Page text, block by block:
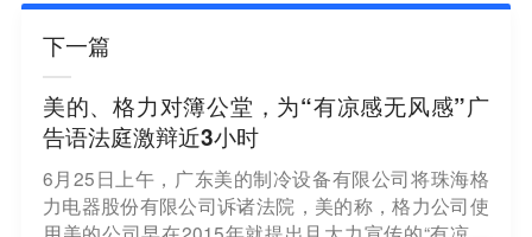
下一篇
美的、格力对簿公堂，为“有凉感无风感”广
告语法庭激辩近3小时
6月25日上午，广东美的制冷设备有限公司将珠海格
力电器股份有限公司诉诸法院，美的称，格力公司使